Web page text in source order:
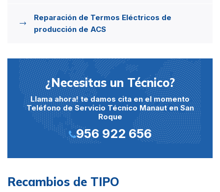
Reparación de Termos Eléctricos de
producción de ACS
¿Necesitas un Técnico?
Llama ahora! te damos cita en el momento
Teléfono de Servicio Técnico Manaut en San
Roque
956 922 656
Recambios de TIPO